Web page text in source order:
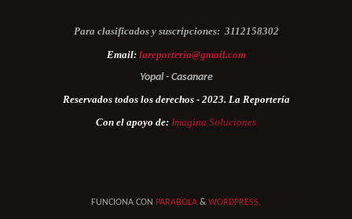
Para clasificados y suscripciones: 3112158302
Email: lareporteria@gmail.com
Yopal - Casanare
Reservados todos los derechos - 2023. La Reportería
Con el apoyo de: Imagina Soluciones
FUNCIONA CON PARABOLA & WORDPRESS.